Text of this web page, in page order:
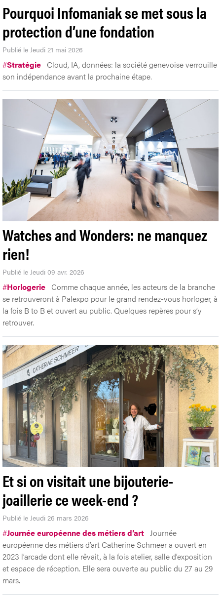
Pourquoi Infomaniak se met sous la
protection d’une fondation
Publié le Jeudi 21 mai 2026
#Stratégie Cloud, IA, données: la société genevoise verrouille
son indépendance avant la prochaine étape.
Watches and Wonders: ne manquez
rien!
Publié le Jeudi 09 avr. 2026
#Horlogerie Comme chaque année, les acteurs de la branche
se retrouveront à Palexpo pour le grand rendez-vous horloger, à
la fois B to B et ouvert au public. Quelques repères pour s’y
retrouver.
Et si on visitait une bijouterie-
joaillerie ce week-end ?
Publié le Jeudi 26 mars 2026
#Journée européenne des métiers d’art Journée
européenne des métiers d’art Catherine Schmeer a ouvert en
2023 l’arcade dont elle rêvait, à la fois atelier, salle d’exposition
et espace de réception. Elle sera ouverte au public du 27 au 29
mars.